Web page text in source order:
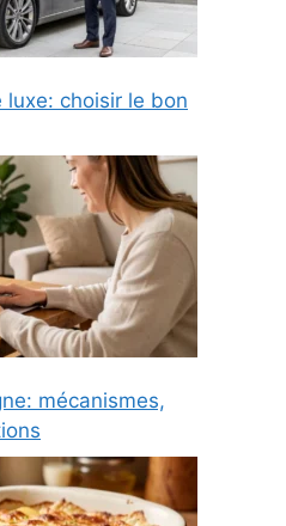
choisir le bon
mécanismes,